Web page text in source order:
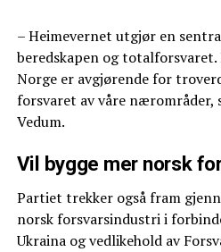
– Heimevernet utgjør en
beredskapen og
Norge er avgjørende for
forsvaret av våre nærområder,
Vedum.
Vil bygge mer norsk
Partiet trekker også fram
norsk forsvarsindustri i
Ukraina og vedlikehold av